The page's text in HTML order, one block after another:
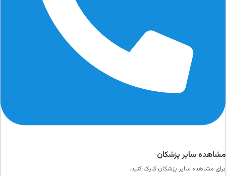
مشاهده سایر پزشکان
برای مشاهده سایر پزشکان کلیک کنید.